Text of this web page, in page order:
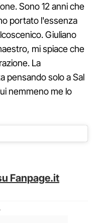
Sono 12 anni che
portato l'essenza
Giuliano
mi spiace che
La
pensando solo a Sal
nemmeno me lo
Fanpage.it